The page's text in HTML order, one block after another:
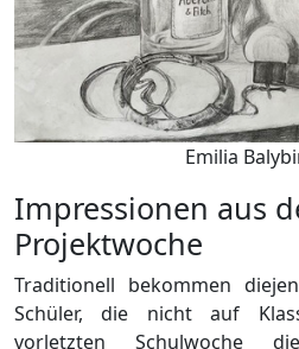
Emilia
Impressionen aus
Projektwoche
Traditionell bekommen
Schüler, die nicht auf
vorletzten Schulwoche